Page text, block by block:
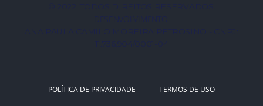
© 2022. TODOS DIREITOS RESERVADOS.
DESENVOLVIMENTO
ANA PAULA CAMILO MOREIRA PETROSINO - CNPJ:
11.736.904/0001-04
POLÍTICA DE PRIVACIDADE TERMOS DE USO